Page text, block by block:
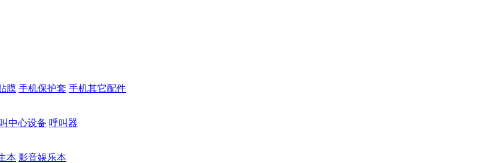
膜 手机保护套 手机其它配件
中心设备 呼叫器
本 影音娱乐本